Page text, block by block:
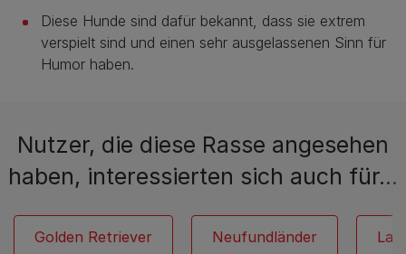
Diese Hunde sind dafür bekannt, dass sie extrem
verspielt sind und einen sehr ausgelassenen Sinn für
Humor haben.
Nutzer, die diese Rasse angesehen
haben, interessierten sich auch für…
Golden Retriever Neufundländer